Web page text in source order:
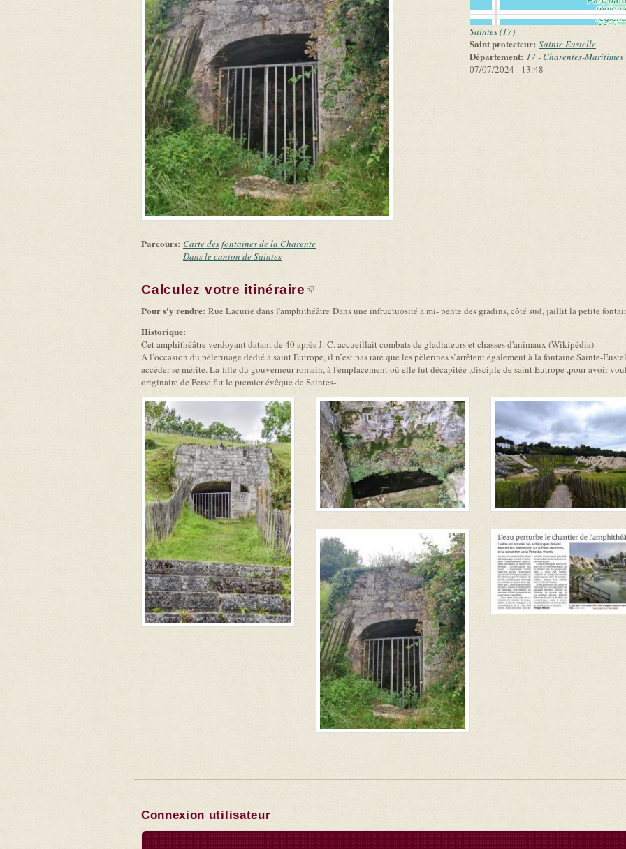
Saintes (17)
Saint protecteur: Sainte Eustelle
Département: 17 - Charentes-Maritimes
07/07/2024 - 13:48
Parcours: Carte des fontaines de la Charente
Dans le canton de Saintes
Calculez votre itinéraire(link is external)
Pour s'y rendre: Rue Lacurie dans l'amphithéâtre Dans une infructuosité a mi- pente des gradins, côté sud, jaillit la petite
Historique:
Cet amphithéâtre verdoyant datant de 40 après J.-C. accueillait combats de gladiateurs et chasses d'animaux (Wikipédia)
A l’occasion du pèlerinage dédié à saint Eutrope, il n’est pas rare que les pèlerines s’arrêtent également à la fontaine Sainte-
accéder se mérite. La fille du gouverneur romain, à l'emplacement où elle fut décapitée ,disciple de saint Eutrope ,pour avoir
originaire de Perse fut le premier évêque de Saintes-
Connexion utilisateur